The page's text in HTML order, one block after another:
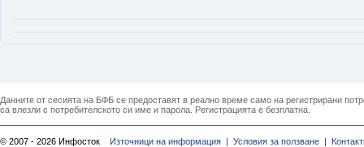
Данните от сесията на БФБ се предоставят в реално време само на регистрирани
са влезли с потребителското си име и парола. Регистрацията е безплатна.
© 2007 - 2026 Инфосток Източници на информация | Условия за ползване |